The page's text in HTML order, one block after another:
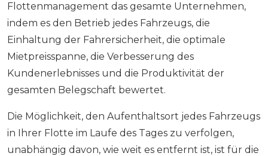
Flottenmanagement das gesamte Unternehmen,
indem es den Betrieb jedes Fahrzeugs, die
Einhaltung der Fahrersicherheit, die optimale
Mietpreisspanne, die Verbesserung des
Kundenerlebnisses und die Produktivität der
gesamten Belegschaft bewertet.
Die Möglichkeit, den Aufenthaltsort jedes Fahrzeugs
in Ihrer Flotte im Laufe des Tages zu verfolgen,
unabhängig davon, wie weit es entfernt ist, ist für die